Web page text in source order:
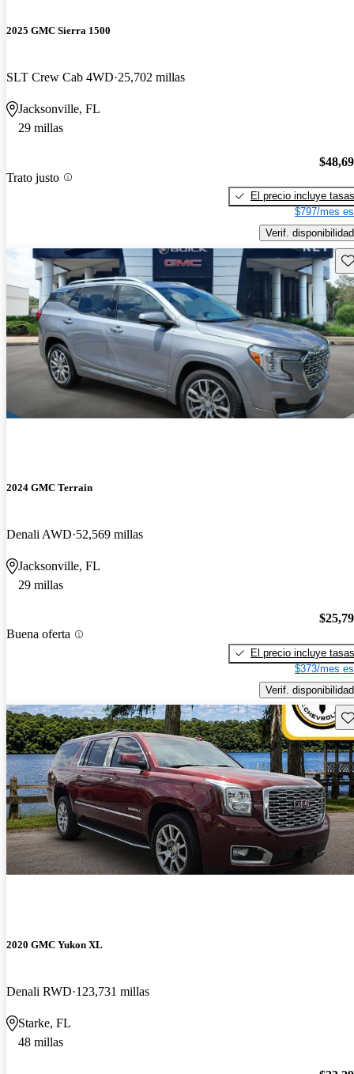
2025 GMC Sierra 1500
SLT Crew Cab 4WD 25,702 millas
Jacksonville, FL
29 millas
Trato justo
El precio incluye tasas
$797/mes
Verif. disponibilidad
2024 GMC Terrain
Denali AWD 52,569 millas
Jacksonville, FL
29 millas
Buena oferta
El precio incluye tasas
$373/mes
Verif. disponibilidad
2020 GMC Yukon XL
Denali RWD 123,731 millas
Starke, FL
48 millas